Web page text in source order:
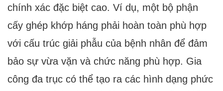
chính xác đặc biệt cao. Ví dụ, một bộ phận
cấy ghép khớp háng phải hoàn toàn phù hợp
với cấu trúc giải phẫu của bệnh nhân để đảm
bảo sự vừa vặn và chức năng phù hợp. Gia
công đa trục có thể tạo ra các hình dạng phức